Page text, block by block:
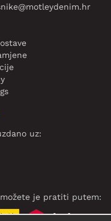
uz:
je pratiti putem: